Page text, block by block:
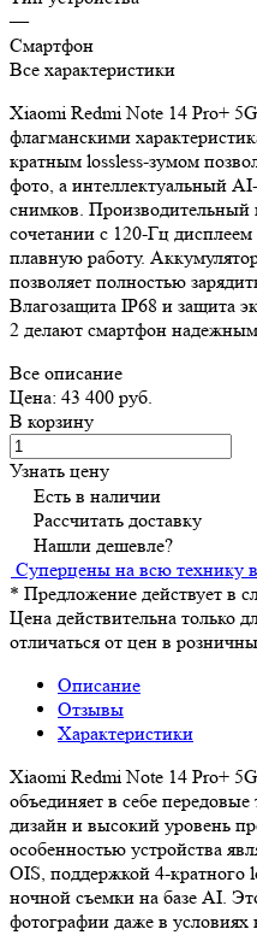
—
Смартфон
Все характеристики
Xiaomi Redmi Note 14 Pro+
флагманскими
кратным lossless-зумом
фото, а интеллектуальный
снимков. Производительный
сочетании с 120-Гц
плавную работу.
позволяет полностью
Влагозащита IP68 и защита
2 делают смартфон
Все описание
Цена: 43 400 руб.
В корзину
Узнать цену
Есть в наличии
Рассчитать доставку
Нашли дешевле?
Суперцены на всю технику
* Предложение действует в
Цена действительна только
отличаться от цен в
Описание
Отзывы
Характеристики
Xiaomi Redmi Note 14 Pro+
объединяет в себе
дизайн и высокий уровень
особенностью устройства
OIS, поддержкой 4-кратного
ночной съемки на базе AI.
фотографии даже в условиях